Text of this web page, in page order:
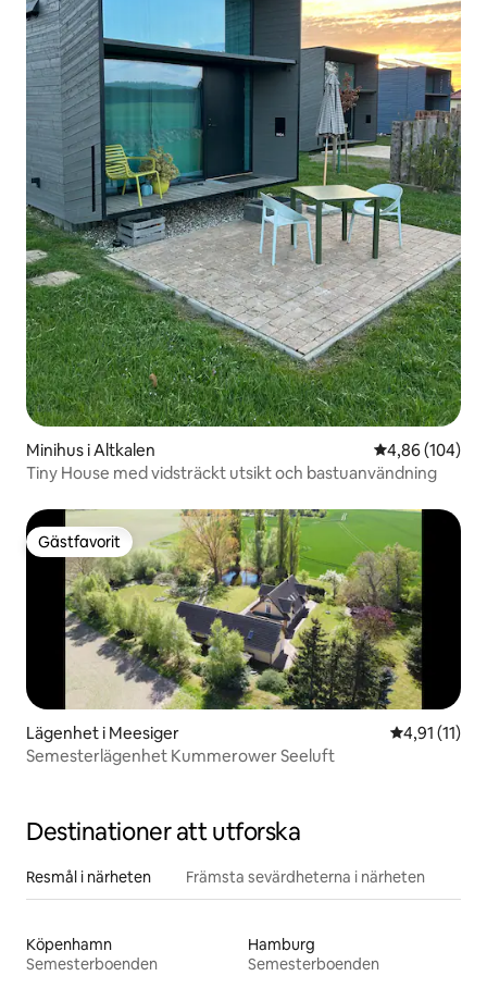
Minihus i Altkalen 4,86 av 5 i
4,86 (104)
Tiny House med vidsträckt utsikt och bastuanvändning
Gästfavorit
Gästfavorit
Lägenhet i Meesiger 4,91 av 5 i
4,91 (11)
Semesterlägenhet Kummerower Seeluft
Destinationer att utforska
Resmål i närheten Främsta sevärdheterna i närheten
Köpenhamn
Semesterboenden
Hamburg
Semesterboenden